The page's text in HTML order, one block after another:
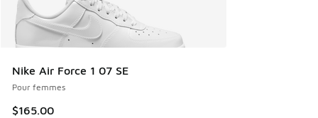
Nike Air Force 1 07 SE
Pour femmes
$165.00